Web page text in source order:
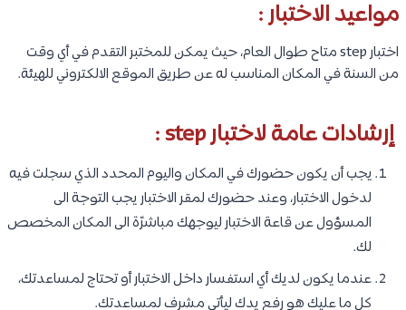
مواعيد الاختبار :
اختبار step متاح طوال العام، حيث يمكن للمختبر التقدم في أي وقت
من السنة في المكان المناسب له عن طريق الموقع الالكتروني للهيئة.
إرشادات عامة لاختبار step :
يجب أن يكون حضورك في المكان واليوم المحدد الذي سجلت فيه
لدخول الاختبار، وعند حضورك لمقر الاختبار يجب التوجة الى
المسؤول عن قاعة الاختبار ليوجهك مباشرًة الى المكان المخصص
لك.
عندما يكون لديك أي استفسار داخل الاختبار أو تحتاج لمساعدتك،
كل ما عليك هو رفع يدك ليأتي مشرف لمساعدتك.